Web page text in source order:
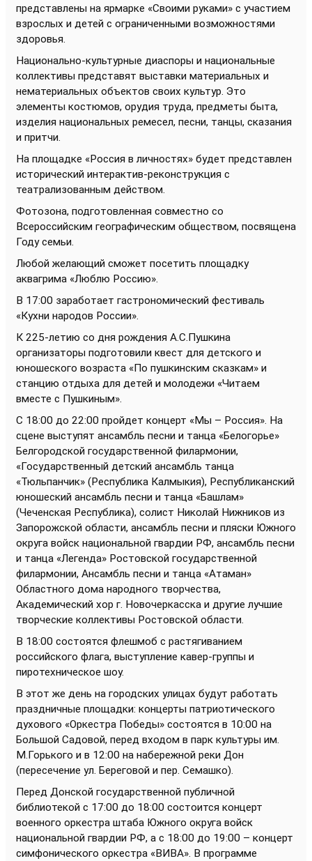
представлены на ярмарке «Своими руками» с участием
взрослых и детей с ограниченными возможностями
здоровья.
Национально-культурные диаспоры и национальные
коллективы представят выставки материальных и
нематериальных объектов своих культур. Это
элементы костюмов, орудия труда, предметы быта,
изделия национальных ремесел, песни, танцы, сказания
и притчи.
На площадке «Россия в личностях» будет представлен
исторический интерактив-реконструкция с
театрализованным действом.
Фотозона, подготовленная совместно со
Всероссийским географическим обществом, посвящена
Году семьи.
Любой желающий сможет посетить площадку
аквагрима «Люблю Россию».
В 17:00 заработает гастрономический фестиваль
«Кухни народов России».
К 225-летию со дня рождения А.С.Пушкина
организаторы подготовили квест для детского и
юношеского возраста «По пушкинским сказкам» и
станцию отдыха для детей и молодежи «Читаем
вместе с Пушкиным».
С 18:00 до 22:00 пройдет концерт «Мы – Россия». На
сцене выступят ансамбль песни и танца «Белогорье»
Белгородской государственной филармонии,
«Государственный детский ансамбль танца
«Тюльпанчик» (Республика Калмыкия), Республиканский
юношеский ансамбль песни и танца «Башлам»
(Чеченская Республика), солист Николай Нижников из
Запорожской области, ансамбль песни и пляски Южного
округа войск национальной гвардии РФ, ансамбль песни
и танца «Легенда» Ростовской государственной
филармонии, Ансамбль песни и танца «Атаман»
Областного дома народного творчества,
Академический хор г. Новочеркасска и другие лучшие
творческие коллективы Ростовской области.
В 18:00 состоятся флешмоб с растягиванием
российского флага, выступление кавер-группы и
пиротехническое шоу.
В этот же день на городских улицах будут работать
праздничные площадки: концерты патриотического
духового «Оркестра Победы» состоятся в 10:00 на
Большой Садовой, перед входом в парк культуры им.
М.Горького и в 12:00 на набережной реки Дон
(пересечение ул. Береговой и пер. Семашко).
Перед Донской государственной публичной
библиотекой с 17:00 до 18:00 состоится концерт
военного оркестра штаба Южного округа войск
национальной гвардии РФ, а с 18:00 до 19:00 – концерт
симфонического оркестра «ВИВА». В программе